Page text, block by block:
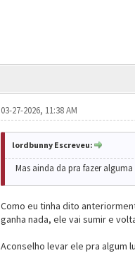
03-27-2026, 11:38 AM
lordbunny Escreveu:
Mas ainda da pra fazer
Como eu tinha dito
ganha nada, ele vai sumir e
Aconselho levar ele pra algum